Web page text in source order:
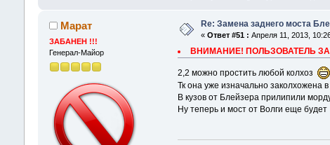
Марат
ЗАБАНЕН !!!
Генерал-Майор
Re: Замена заднего моста
« Ответ #51 : Апреля 11, 2013,
ВНИМАНИЕ! ПОЛЬЗОВАТЕЛЬ
2,2 можно простить любой колхоз
Тк она уже изначально заколхожена
В кузов от Блейзера прилипили
Ну теперь и мост от Волги еще будет